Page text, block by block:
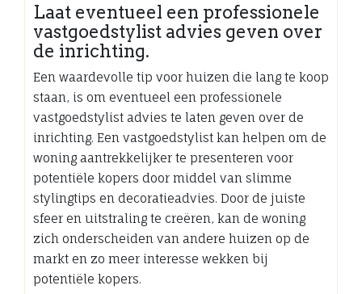
Laat eventueel een professionele
vastgoedstylist advies geven over
de inrichting.
Een waardevolle tip voor huizen die lang te koop
staan, is om eventueel een professionele
vastgoedstylist advies te laten geven over de
inrichting. Een vastgoedstylist kan helpen om de
woning aantrekkelijker te presenteren voor
potentiële kopers door middel van slimme
stylingtips en decoratieadvies. Door de juiste
sfeer en uitstraling te creëren, kan de woning
zich onderscheiden van andere huizen op de
markt en zo meer interesse wekken bij
potentiële kopers.